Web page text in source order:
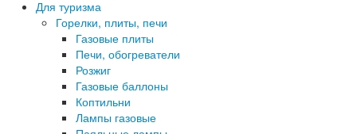
Для туризма
Горелки, плиты, печи
Газовые плиты
Печи, обогреватели
Розжиг
Газовые баллоны
Коптильни
Лампы газовые